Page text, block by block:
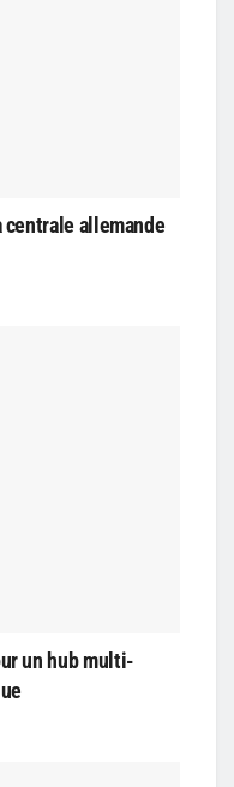
centrale allemande
un hub multi-